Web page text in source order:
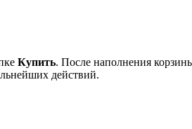
Купить. После наполнения
действий.